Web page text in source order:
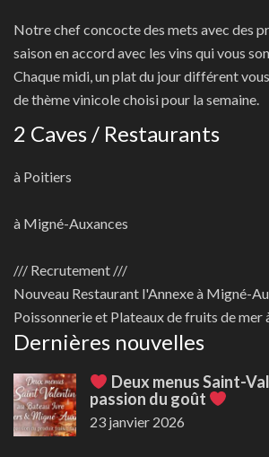
Notre chef concocte des mets avec des
saison en accord avec les vins qui vous
Chaque midi, un plat du jour différent
de thème vinicole choisi pour la semaine.
2 Caves / Restaurants
à Poitiers
à Migné-Auxances
/// Recrutement ///
Nouveau Restaurant l'Annexe à Migné-
Poissonnerie et Plateaux de fruits de mer
Dernières nouvelles
Deux menus Saint-
passion du goût
23 janvier 2026